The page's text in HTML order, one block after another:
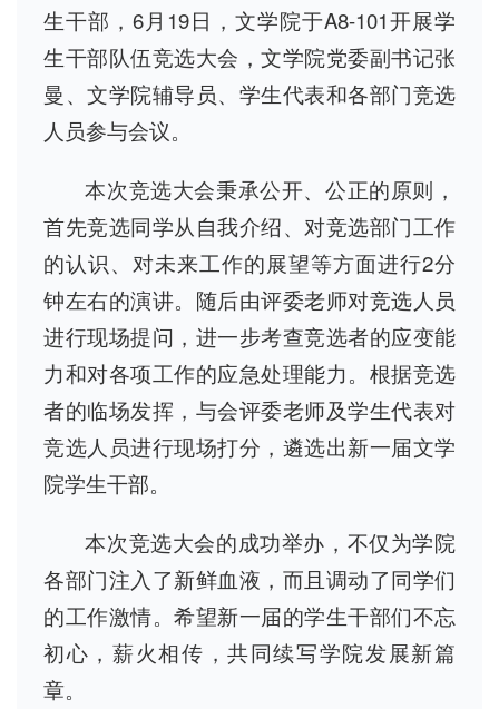
生干部，6月19日，文学院于A8-101开展学
生干部队伍竞选大会，文学院党委副书记张
曼、文学院辅导员、学生代表和各部门竞选
人员参与会议。
本次竞选大会秉承公开、公正的原则，
首先竞选同学从自我介绍、对竞选部门工作
的认识、对未来工作的展望等方面进行2分
钟左右的演讲。随后由评委老师对竞选人员
进行现场提问，进一步考查竞选者的应变能
力和对各项工作的应急处理能力。根据竞选
者的临场发挥，与会评委老师及学生代表对
竞选人员进行现场打分，遴选出新一届文学
院学生干部。
本次竞选大会的成功举办，不仅为学院
各部门注入了新鲜血液，而且调动了同学们
的工作激情。希望新一届的学生干部们不忘
初心，薪火相传，共同续写学院发展新篇
章。